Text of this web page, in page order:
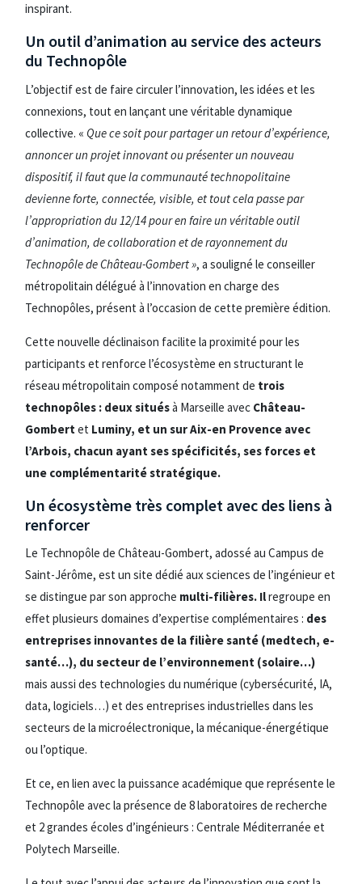
inspirant.
Un outil d’animation au service des acteurs
du Technopôle
L’objectif est de faire circuler l’innovation, les idées et les
connexions, tout en lançant une véritable dynamique
collective. « Que ce soit pour partager un retour d’expérience,
annoncer un projet innovant ou présenter un nouveau
dispositif, il faut que la communauté technopolitaine
devienne forte, connectée, visible, et tout cela passe par
l’appropriation du 12/14 pour en faire un véritable outil
d’animation, de collaboration et de rayonnement du
Technopôle de Château-Gombert », a souligné le conseiller
métropolitain délégué à l’innovation en charge des
Technopôles, présent à l’occasion de cette première édition.
Cette nouvelle déclinaison facilite la proximité pour les
participants et renforce l’écosystème en structurant le
réseau métropolitain composé notamment de trois
technopôles : deux situésà Marseille avec Château-
Gombert et Luminy, et un sur Aix-en Provence avec
l’Arbois, chacun ayant ses spécificités, ses forces et
une complémentarité stratégique.
Un écosystème très complet avec des liens à
renforcer
Le Technopôle de Château-Gombert, adossé au Campus de
Saint-Jérôme, est un site dédié aux sciences de l’ingénieur et
se distingue par son approche multi-filières. Ilregroupe en
effet plusieurs domaines d’expertise complémentaires : des
entreprises innovantes de la filière santé (medtech, e-
santé…), du secteur de l’environnement (solaire…)
mais aussi des technologies du numérique (cybersécurité, IA,
data, logiciels…) et des entreprises industrielles dans les
secteurs de la microélectronique, la mécanique-énergétique
ou l’optique.
Et ce, en lien avec la puissance académique que représente le
Technopôle avec la présence de 8 laboratoires de recherche
et 2 grandes écoles d’ingénieurs : Centrale Méditerranée et
Polytech Marseille.